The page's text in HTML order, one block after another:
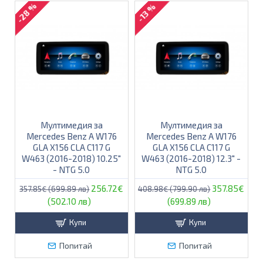
-28 %
Мултимедия за
Mercedes Benz A W176
GLA X156 CLA C117 G
W463 (2016-2018) 10.25″
- NTG 5.0
357.85€ (699.89 лв) 256.72€
(502.10 лв)
Купи
Попитай
-13 %
Мултимедия за
Mercedes Benz A W176
GLA X156 CLA C117 G
W463 (2016-2018) 12.3″ -
NTG 5.0
408.98€ (799.90 лв) 357.85€
(699.89 лв)
Купи
Попитай